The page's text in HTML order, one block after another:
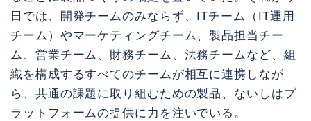
日では、開発チームのみならず、ITチーム（IT運用
チーム）やマーケティングチーム、製品担当チー
ム、営業チーム、財務チーム、法務チームなど、組
織を構成するすべてのチームが相互に連携しなが
ら、共通の課題に取り組むための製品、ないしはプ
ラットフォームの提供に力を注いでいる。